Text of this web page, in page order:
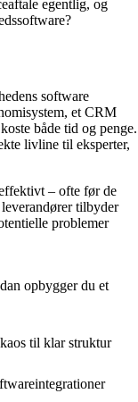
egentlig, og
software
et CRM
både tid og penge.
livline til eksperter,
– ofte før de
tilbyder
problemer
opbygger du et
til klar struktur